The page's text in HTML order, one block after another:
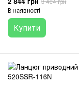
В наявності
Купити